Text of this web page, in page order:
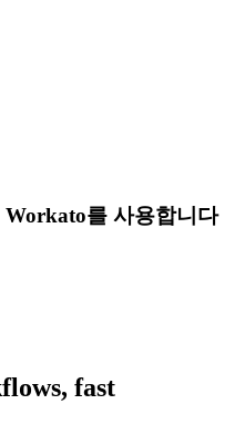
를 사용합니다
fast